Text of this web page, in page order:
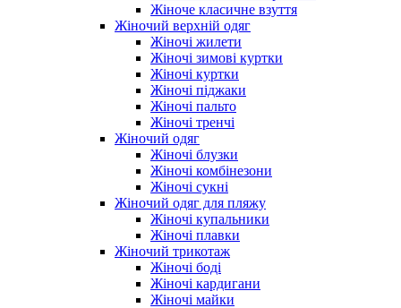
Жіноче класичне взуття
Жіночий верхній одяг
Жіночі жилети
Жіночі зимові куртки
Жіночі куртки
Жіночі піджаки
Жіночі пальто
Жіночі тренчі
Жіночий одяг
Жіночі блузки
Жіночі комбінезони
Жіночі сукні
Жіночий одяг для пляжу
Жіночі купальники
Жіночі плавки
Жіночий трикотаж
Жіночі боді
Жіночі кардигани
Жіночі майки